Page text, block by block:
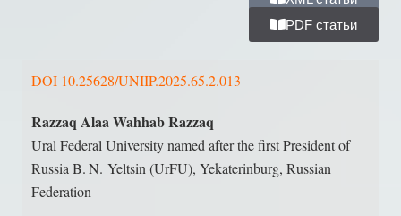
PDF статьи
DOI 10.25628/UNIIP.2025.65.2.013
Razzaq Alaa Wahhab Razzaq
Ural Federal University named after the first President of
Russia B. N. Yeltsin (UrFU), Yekaterinburg, Russian
Federation